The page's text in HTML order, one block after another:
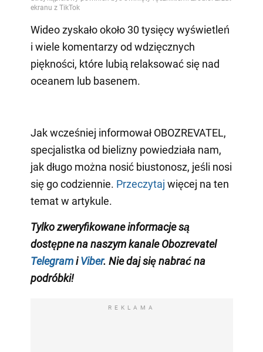
Wideo zyskało około 30 tysięcy wyświetleń
i wiele komentarzy od wdzięcznych
piękności, które lubią relaksować się nad
oceanem lub basenem.
Jak wcześniej informował OBOZREVATEL,
specjalistka od bielizny powiedziała nam,
jak długo można nosić biustonosz, jeśli nosi
się go codziennie. Przeczytaj więcej na ten
temat w artykule.
Tylko zweryfikowane informacje są
dostępne na naszym kanale Obozrevatel
TelegramiViber. Nie daj się nabrać na
podróbki!
REKLAMA